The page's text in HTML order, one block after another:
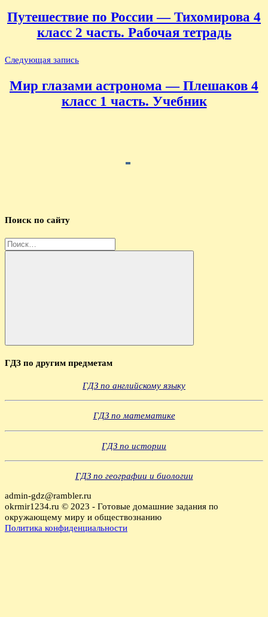
записям
Путешествие по России — Тихомирова 4
класс 2 часть. Рабочая тетрадь
Следующая запись
Мир глазами астронома — Плешаков 4
класс 1 часть. Учебник
Поиск по сайту
Найти:
Поиск
ГДЗ по другим предметам
ГДЗ по английскому языку
ГДЗ по математике
ГДЗ по истории
ГДЗ по географии и биологии
admin-gdz@rambler.ru
okrmir1234.ru © 2023 - Готовые домашние задания по
окружающему миру и обществознанию
Политика конфиденциальности